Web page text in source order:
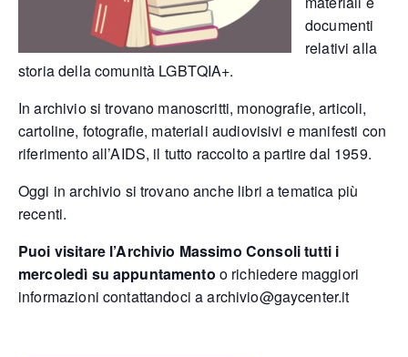
documenti
relativi alla
storia della comunità LGBTQIA+.
In archivio si trovano manoscritti, monografie, articoli,
cartoline, fotografie, materiali audiovisivi e manifesti con
riferimento all’AIDS, il tutto raccolto a partire dal 1959.
Oggi in archivio si trovano anche libri a tematica più
recenti.
Puoi visitare l’Archivio Massimo Consoli tutti i
mercoledì su appuntamento o richiedere maggiori
informazioni contattandoci aarchivio@gaycenter.it